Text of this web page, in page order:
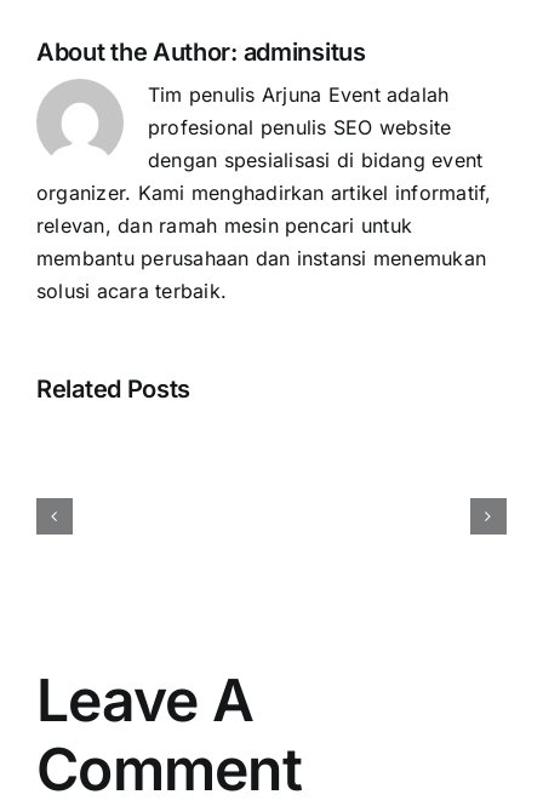
About the Author: adminsitus
Tim penulis Arjuna Event adalah
profesional penulis SEO website
dengan spesialisasi di bidang event
organizer. Kami menghadirkan artikel informatif,
relevan, dan ramah mesin pencari untuk
membantu perusahaan dan instansi menemukan
solusi acara terbaik.
Related Posts
Leave A
Comment